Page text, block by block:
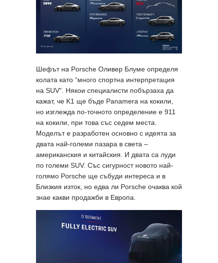
Шефът на Porsche Оливер Блуме определя
колата като “много спортна интерпретация
на SUV”. Някои специалисти побързаха да
кажат, че K1 ще бъде Panamera на кокили,
но изглежда по-точното определение е 911
на кокили, при това със седем места.
Моделът е разработен основно с идеята за
двата най-големи пазара в света –
американския и китайския. И двата са луди
по големи SUV. Със сигурност новото най-
голямо Porsche ще събуди интереса и в
Близкия изток, но едва ли Porsche очаква кой
знае какви продажби в Европа.